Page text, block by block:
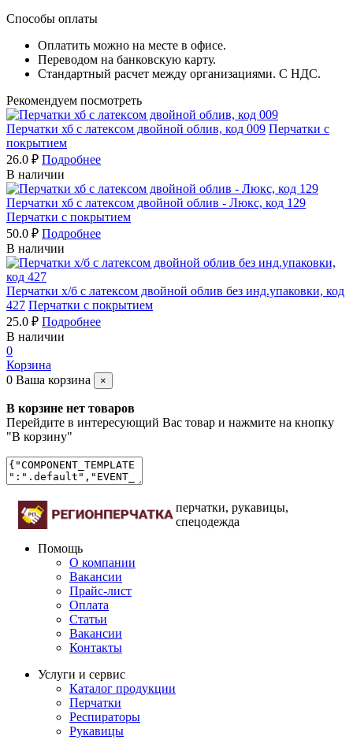
Способы оплаты
Оплатить можно на месте в офисе.
Переводом на банковскую карту.
Стандартный расчет между организациями. С НДС.
Рекомендуем посмотреть
Перчатки хб с латексом двойной облив, код 009 Перчатки с
покрытием
26.0 ₽ Подробнее
В наличии
Перчатки хб с латексом двойной облив - Люкс, код 129
Перчатки с покрытием
50.0 ₽ Подробнее
В наличии
Перчатки х/б с латексом двойной облив без инд.упаковки, код
427 Перчатки с покрытием
25.0 ₽ Подробнее
В наличии
0
Корзина
0 Ваша корзина ×
В корзине нет товаров
Перейдите в интересующий Вас товар и нажмите на кнопку
"В корзину"
перчатки, рукавицы,
спецодежда
Помощь
О компании
Вакансии
Прайс-лист
Оплата
Статьи
Вакансии
Контакты
Услуги и сервис
Каталог продукции
Перчатки
Респираторы
Рукавицы